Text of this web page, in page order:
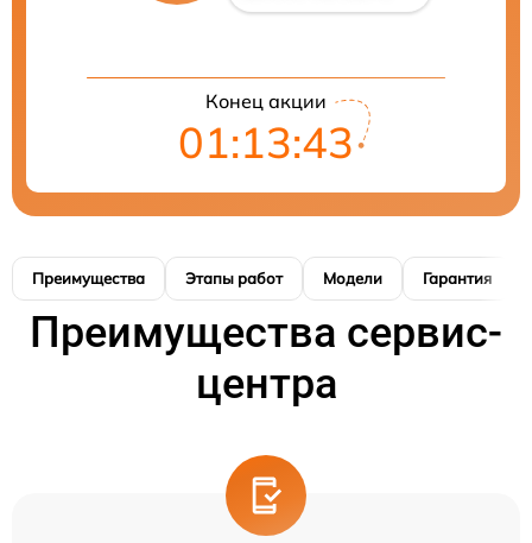
Конец акции
01:13:42
Преимущества Этапы работ Модели Гарантия
Преимущества сервис-
центра